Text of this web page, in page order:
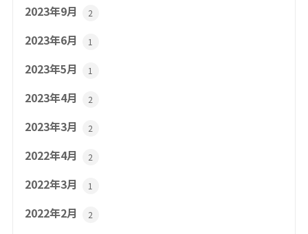
2023年9月 2
2023年6月 1
2023年5月 1
2023年4月 2
2023年3月 2
2022年4月 2
2022年3月 1
2022年2月 2